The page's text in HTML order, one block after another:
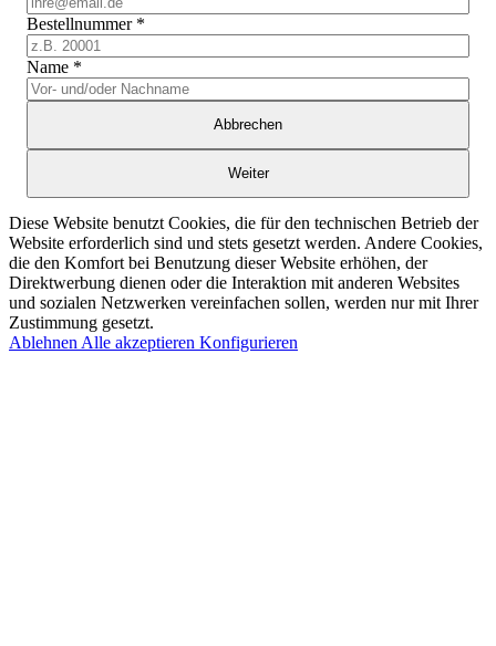
Bestellnummer *
Name *
Abbrechen
Weiter
Diese Website benutzt Cookies, die für den technischen Betrieb der
Website erforderlich sind und stets gesetzt werden. Andere Cookies,
die den Komfort bei Benutzung dieser Website erhöhen, der
Direktwerbung dienen oder die Interaktion mit anderen Websites
und sozialen Netzwerken vereinfachen sollen, werden nur mit Ihrer
Zustimmung gesetzt.
Ablehnen Alle akzeptieren Konfigurieren